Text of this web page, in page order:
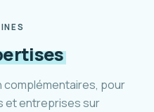
complémentaires, pour
et entreprises sur